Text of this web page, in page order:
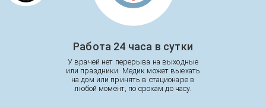
Работа 24 часа в сутки
У врачей нет перерыва на выходные
или праздники. Медик может выехать
на дом или принять в стационаре в
любой момент, по срокам до часу.